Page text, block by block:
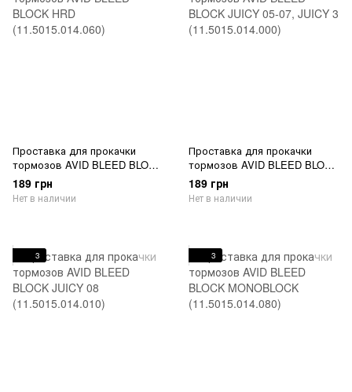
Проставка для прокачки
тормозов AVID BLEED BLOCK
HRD (11.5015.014.060)
189 грн
Нет в наличии
Проставка для прокачки
тормозов AVID BLEED BLOCK
JUICY 05-07, JUICY 3
(11.5015.014.000)
189 грн
Нет в наличии
3 3